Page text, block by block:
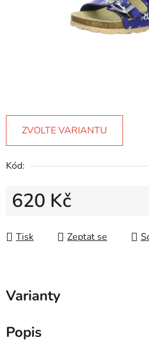
ZVOLTE VARIANTU
Kód:
620 Kč
Tisk
Zeptat se
Varianty
Popis